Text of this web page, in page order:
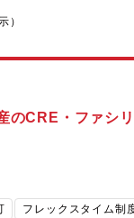
）
のCRE・ファシ
フレックスタイム制